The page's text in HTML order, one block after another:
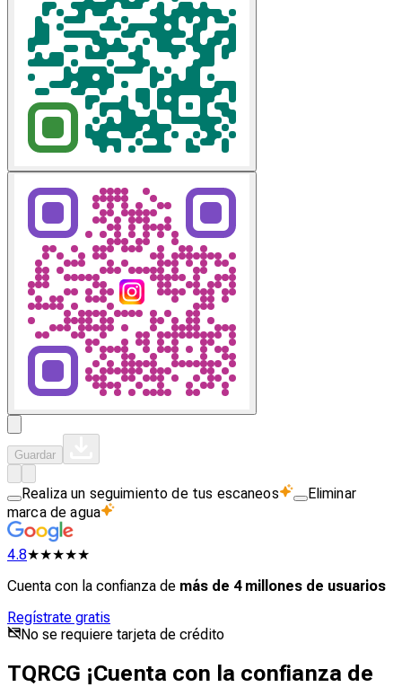
Guardar
Realiza un seguimiento de tus escaneos
Eliminar
marca de agua
4.8★★★★★
Cuenta con la confianza de más de 4 millones de usuarios
Regístrate gratis
No se requiere tarjeta de crédito
TQRCG ¡Cuenta con la confianza de